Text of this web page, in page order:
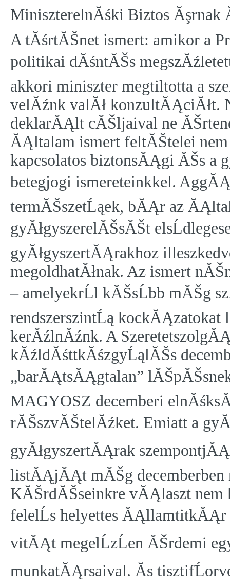
MiniszterelnĂśki Biztos Ăşrnak
A tĂśrtĂŠnet ismert: amikor a
politikai dĂśntĂŠs
akkori miniszter megtiltotta a
velĂźnk valĂł konzultĂĄciĂłt.
deklarĂĄlt cĂŠljaival ne
ĂĄltalam ismert feltĂŠtelei
kapcsolatos biztonsĂĄgi ĂŠs a
betegjogi ismereteinkkel.
termĂŠszetĹąek, bĂĄr az
gyĂłgyszerelĂŠsĂŠt
gyĂłgyszertĂĄrakhoz
megoldhatĂłnak. Az ismert
– amelyekrĹl kĂŠsĹbb mĂŠg
rendszerszintĹą
kerĂźlnĂźnk. A
kĂźldĂśttkĂśzgyĹąlĂŠs
„barĂĄtsĂĄgtalan”
MAGYOSZ decemberi
rĂŠszvĂŠtelĂźket. Emiatt a
gyĂłgyszertĂĄrak
listĂĄjĂĄt mĂŠg
KĂŠrdĂŠseinkre vĂĄlaszt nem
felelĹs helyettes
vitĂĄt megelĹzĹen ĂŠrdemi
munkatĂĄrsaival. Ăs